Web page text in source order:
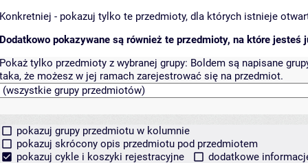
Konkretniej - pokazuj tylko te przedmioty, dla których istnieje
Dodatkowo pokazywane są również te przedmioty, na które jesteś
Pokaż tylko przedmioty z wybranej grupy: Boldem są napisane
taka, że możesz w jej ramach zarejestrować się na przedmiot.
pokazuj grupy przedmiotu w kolumnie
pokazuj skrócony opis przedmiotu pod przedmiotem
pokazuj cykle i koszyki rejestracyjne
dodatkowe